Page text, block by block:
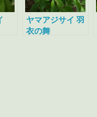
ヤマアジサイ 羽
衣の舞